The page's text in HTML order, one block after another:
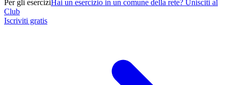
Per gli eserciziHai un esercizio in un comune della rete? Unisciti al
Club
Iscriviti gratis